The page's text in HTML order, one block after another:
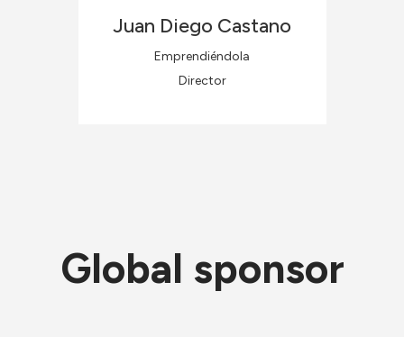
Juan Diego Castano
Emprendiéndola
Director
Global sponsor